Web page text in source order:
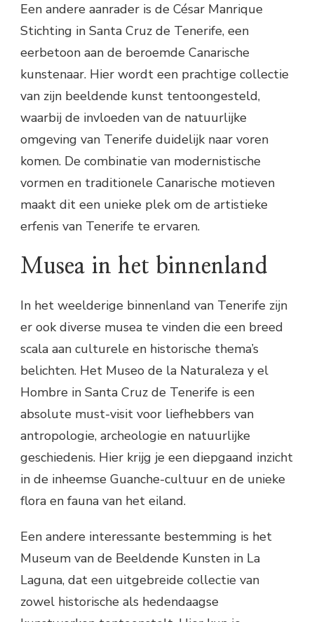
Een andere aanrader is de César Manrique
Stichting in Santa Cruz de Tenerife, een
eerbetoon aan de beroemde Canarische
kunstenaar. Hier wordt een prachtige collectie
van zijn beeldende kunst tentoongesteld,
waarbij de invloeden van de natuurlijke
omgeving van Tenerife duidelijk naar voren
komen. De combinatie van modernistische
vormen en traditionele Canarische motieven
maakt dit een unieke plek om de artistieke
erfenis van Tenerife te ervaren.
Musea in het binnenland
In het weelderige binnenland van Tenerife zijn
er ook diverse musea te vinden die een breed
scala aan culturele en historische thema’s
belichten. Het Museo de la Naturaleza y el
Hombre in Santa Cruz de Tenerife is een
absolute must-visit voor liefhebbers van
antropologie, archeologie en natuurlijke
geschiedenis. Hier krijg je een diepgaand inzicht
in de inheemse Guanche-cultuur en de unieke
flora en fauna van het eiland.
Een andere interessante bestemming is het
Museum van de Beeldende Kunsten in La
Laguna, dat een uitgebreide collectie van
zowel historische als hedendaagse